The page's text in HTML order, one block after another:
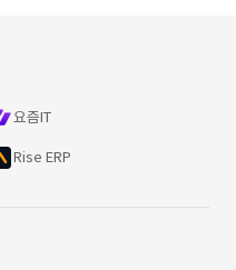
요즘IT
Rise ERP